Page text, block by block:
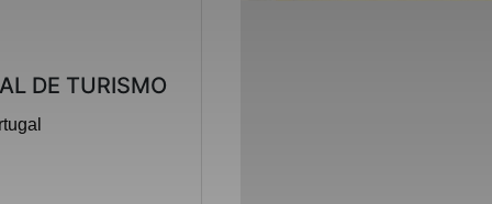
DE TURISMO